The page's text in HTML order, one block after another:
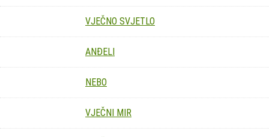
VJEČNO SVJETLO
ANĐELI
NEBO
VJEČNI MIR